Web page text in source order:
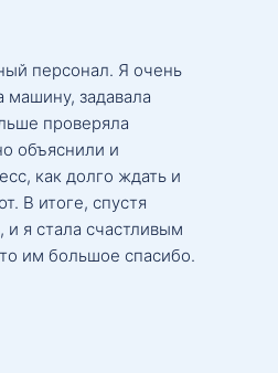
персонал. Я очень
машину, задавала
проверяла
объяснили и
как долго ждать и
В итоге, спустя
я стала счастливым
им большое спасибо.